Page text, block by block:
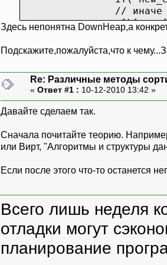
int main()
float a[128];int dl;
cin>>dl;
cout<<"Vvedite
for(int
{ cin>>a[i];}
mergeSort(a, dl);
for(int
}
// иначе
a[k] = a[child];
k =
}
a[k] = new_elem;
}
template<typename T>
void heapSort(T a[],
long i;
T temp;
// строим
for(i=size-1; i >
// меняем
temp=a[i];
//
downHeap(a,
Здесь непонятна DownHeap,а
Подскажите,пожалуйста,что к
Re: Различные методы
« Ответ #1 : 10-12-2010 13:42 »
Давайте сделаем так.
Сначала почитайте теорию.
или Вирт, "Алгоритмы и структуры
Если после этого что-то останется
Всего лишь неделя
отладки могут
планирование